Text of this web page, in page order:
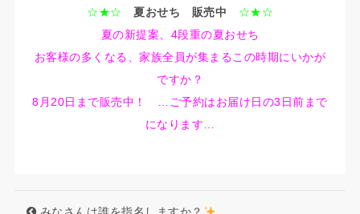
☆★☆ 夏おせち 販売中
☆★☆
夏の新提案、4段重の夏おせち
お客様の多くなる、家族全員が集まるこの時期にいかが
ですか？
8月20日まで販売中！ …ご予約はお届け日の3日前まで
になります…